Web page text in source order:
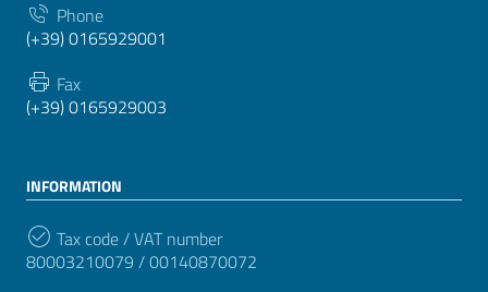
Phone
(+39) 0165929001
Fax
(+39) 0165929003
INFORMATION
Tax code / VAT number
80003210079 / 00140870072